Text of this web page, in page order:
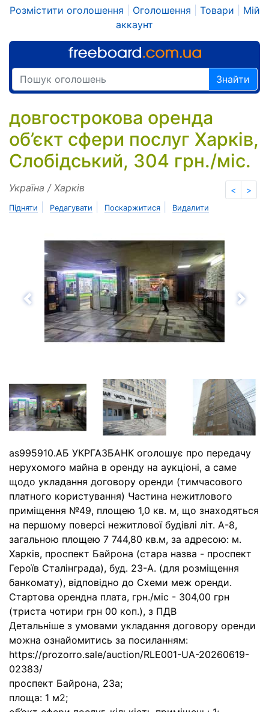
Розмістити оголошення Оголошення Товари
Мій
аккаунт
Знайти
довгострокова оренда
об’єкт сфери послуг Харків,
Слобідський, 304 грн./міс.
< >
Україна / Харків
Підняти Редагувати Поскаржитися Видалити
Назад
as995910.АБ УКРГАЗБАНК оголошує про передачу
нерухомого майна в оренду на аукціоні, а саме
щодо укладання договору оренди (тимчасового
платного користування) Частина нежитлового
приміщення №49, площею 1,0 кв. м, що знаходяться
на першому поверсі нежитлової будівлі літ. А-8,
загальною площею 7 744,80 кв.м, за адресою: м.
Харків, проспект Байрона (стара назва - проспект
Героїв Сталінграда), буд. 23-А. (для розміщення
банкомату), відповідно до Схеми меж оренди.
Стартова орендна плата, грн./міс - 304,00 грн
(триста чотири грн 00 коп.), з ПДВ
Детальніше з умовами укладання договору оренди
можна ознайомитись за посиланням:
https://prozorro.sale/auction/RLE001-UA-20260619-
02383/
проспект Байрона, 23а;
площа: 1 м2;